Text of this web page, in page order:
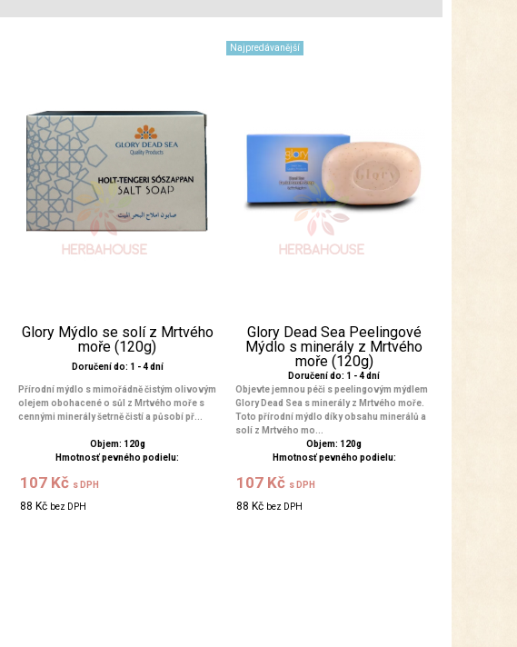
Glory Mýdlo se solí z Mrtvého
moře (120g)
Doručení do: 1 - 4 dní
Přírodní mýdlo s mimořádně čistým olivovým
olejem obohacené o sůl z Mrtvého moře s
cennými minerály šetrně čistí a působí př...
Objem: 120g
Hmotnosť pevného podielu:
107 Kč s DPH
88 Kč bez DPH
Najpredávanější
Glory Dead Sea Peelingové
Mýdlo s minerály z Mrtvého
moře (120g)
Doručení do: 1 - 4 dní
Objevte jemnou péči s peelingovým mýdlem
Glory Dead Sea s minerály z Mrtvého moře.
Toto přírodní mýdlo díky obsahu minerálů a
solí z Mrtvého mo...
Objem: 120g
Hmotnosť pevného podielu:
107 Kč s DPH
88 Kč bez DPH